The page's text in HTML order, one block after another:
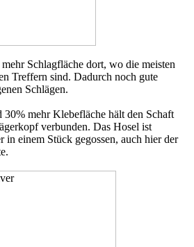
mehr Schlagfläche dort, wo die meisten
Treffern sind. Dadurch noch gute
Schlägen.
30% mehr Klebefläche hält den Schaft
verbunden. Das Hosel ist
in einem Stück gegossen, auch hier der